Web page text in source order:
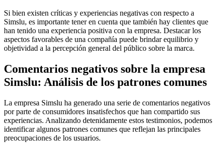
Si bien existen críticas y experiencias negativas con respecto a
Simslu, es importante tener en cuenta que también hay clientes que
han tenido una experiencia positiva con la empresa. Destacar los
aspectos favorables de una compañía puede brindar equilibrio y
objetividad a la percepción general del público sobre la marca.
Comentarios negativos sobre la empresa
Simslu: Análisis de los patrones comunes
La empresa Simslu ha generado una serie de comentarios negativos
por parte de consumidores insatisfechos que han compartido sus
experiencias. Analizando detenidamente estos testimonios, podemos
identificar algunos patrones comunes que reflejan las principales
preocupaciones de los usuarios.